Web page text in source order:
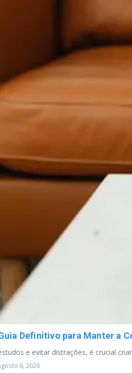
Definitivo para Manter a
e evitar distrações, é crucial
6, 2026